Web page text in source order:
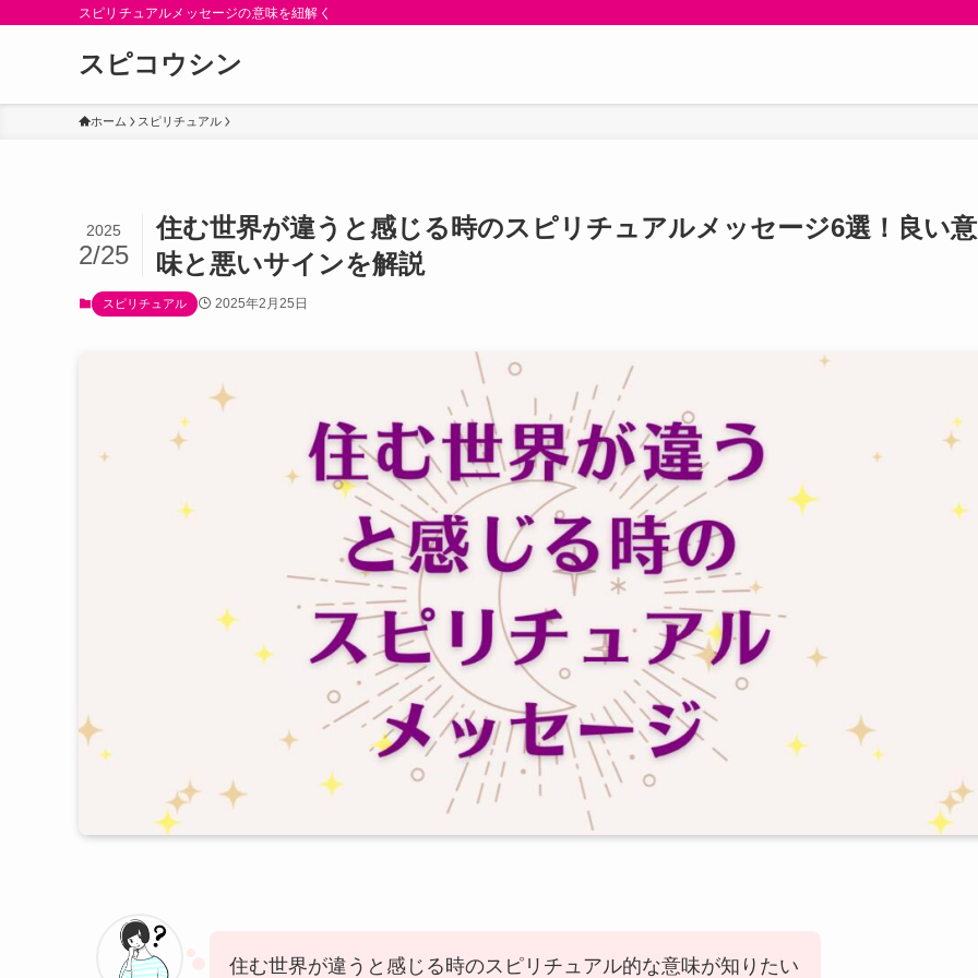
スピリチュアルメッセージの意味を紐解く
スピコウシン
ホーム スピリチュアル
住む世界が違うと感じる時のスピリチュアルメッセージ6選！良い意
味と悪いサインを解説
2025
2/25
スピリチュアル 2025年2月25日
住む世界が違うと感じる時のスピリチュアル的な意味が知りたい